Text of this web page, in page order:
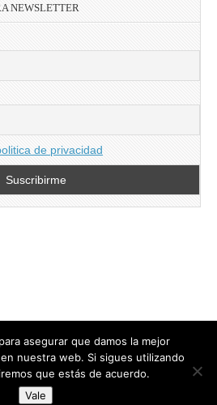
NEWSLETTER
de privacidad
de Estudios y Entrenamiento
asegurar que damos la mejor
nuestra web. Si sigues utilizando
que estás de acuerdo.
Vale